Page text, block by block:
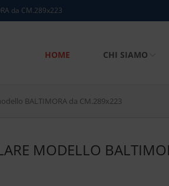
da CM.289x223
HOME CHI SIAMO
BALTIMORA da CM.289x223
MODELLO